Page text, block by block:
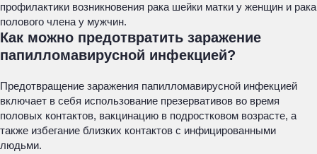
профилактики возникновения рака шейки матки у женщин и рака
полового члена у мужчин.
Как можно предотвратить заражение
папилломавирусной инфекцией?
Предотвращение заражения папилломавирусной инфекцией
включает в себя использование презервативов во время
половых контактов, вакцинацию в подростковом возрасте, а
также избегание близких контактов с инфицированными
людьми.